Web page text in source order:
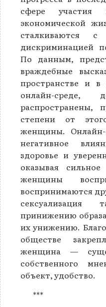
сфере участия
экономической
сталкиваются
дискриминацией
По данным,
враждебные
пространстве и
онлайн-среде,
распространены,
степени от
женщины. Онлайн-
негативное
здоровье и
оказывая
женщины
воспринимаются
сексуализация
принижению
их унижению.
обществе
женщина —
собственного
объект, удобство.
***